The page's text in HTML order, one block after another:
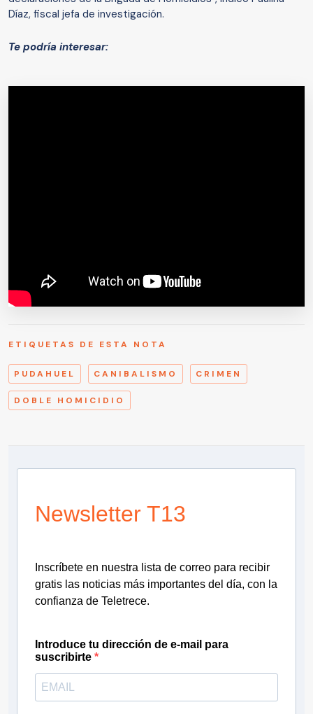
Díaz, fiscal jefa de investigación.
Te podría interesar:
ETIQUETAS DE ESTA NOTA
PUDAHUEL CANIBALISMO CRIMEN
DOBLE HOMICIDIO
Newsletter T13
Inscríbete en nuestra lista de correo para recibir
gratis las noticias más importantes del día, con la
confianza de Teletrece.
Introduce tu dirección de e-mail para
suscribirte